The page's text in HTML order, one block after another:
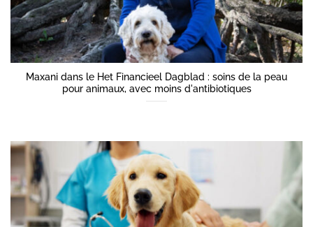
Maxani dans le Het Financieel Dagblad : soins de la peau
pour animaux, avec moins d'antibiotiques